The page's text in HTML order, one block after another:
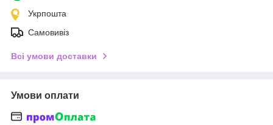
Укрпошта
Самовивіз
Всі умови доставки
Умови оплати